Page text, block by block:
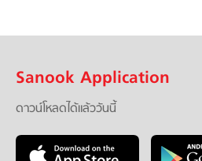
Sanook Application
ดาวน์โหลดได้แล้ววันนี้